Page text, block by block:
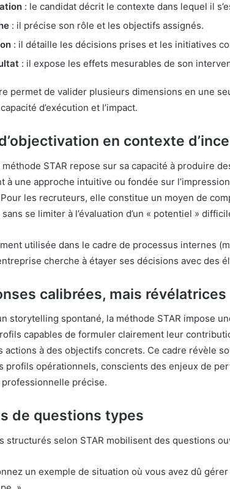
: le candidat décrit le contexte dans lequel il
: il précise son rôle et les objectifs assignés.
: il détaille les décisions prises et les initiatives
: il expose les effets mesurables de son
permet de valider plusieurs dimensions en une
d’exécution et l’impact.
en contexte
méthode STAR repose sur sa capacité à produire
à une approche intuitive ou fondée sur
les recruteurs, elle constitue un moyen de
se limiter à l’évaluation d’un « potentiel »
utilisée dans le cadre de processus internes
cherche à étayer ses décisions avec des
calibrées, mais révélatrices
storytelling spontané, la méthode STAR impose
capables de formuler clairement leur
actions à des objectifs concrets. Ce cadre révèle
profils opérationnels, conscients des enjeux de
précise.
de questions types
structurés selon STAR mobilisent des questions
un exemple de situation où vous avez dû